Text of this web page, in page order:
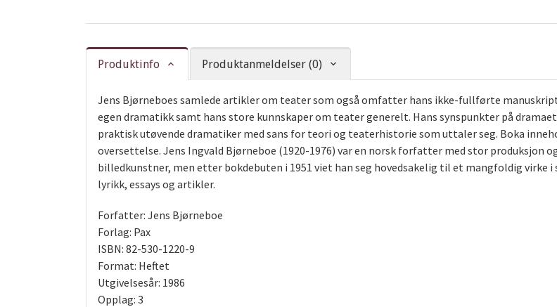
Produktinfo Produktanmeldelser (0)
Jens Bjørneboes samlede artikler om teater som også omfatter hans ikke-fullførte
egen dramatikk samt hans store kunnskaper om teater generelt. Hans synspunkter på
praktisk utøvende dramatiker med sans for teori og teaterhistorie som uttaler seg. Boka
oversettelse. Jens Ingvald Bjørneboe (1920-1976) var en norsk forfatter med stor produksjon
billedkunstner, men etter bokdebuten i 1951 viet han seg hovedsakelig til et mangfoldig virke
lyrikk, essays og artikler.
Forfatter: Jens Bjørneboe
Forlag: Pax
ISBN: 82-530-1220-9
Format: Heftet
Utgivelsesår: 1986
Opplag: 3